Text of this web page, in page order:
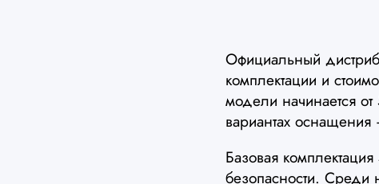
Официальный
комплектации и
модели начинается
вариантах
Базовая комплектация
безопасности. Среди